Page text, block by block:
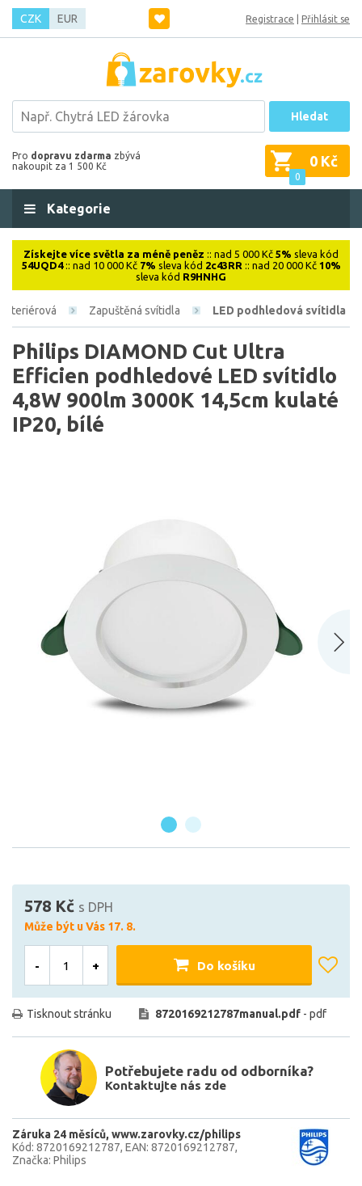
CZK EUR Registrace Přihlásit se
Hledat
Pro dopravu zdarma zbývá
nakoupit za 1 500 Kč
0
0 Kč
Kategorie
Získejte více světla za méně peněz :: nad 5 000 Kč 5% sleva kód
54UQD4:: nad 10 000 Kč 7% sleva kód 2c43RR :: nad 20 000 Kč 10%
sleva kód R9HNHG
Interiérová Zapuštěná svítidla LED podhledová svítidla
Philips DIAMOND Cut Ultra
Efficien podhledové LED svítidlo
4,8W 900lm 3000K 14,5cm kulaté
IP20, bílé
578 Kč s DPH
Může být u Vás 17. 8.
- + Do košíku
Tisknout stránku 8720169212787manual.pdf - pdf
Potřebujete radu od odborníka?
Kontaktujte nás zde
Záruka 24 měsíců www.zarovky.cz/philips
Kód: 8720169212787 EAN: 8720169212787
Značka: Philips